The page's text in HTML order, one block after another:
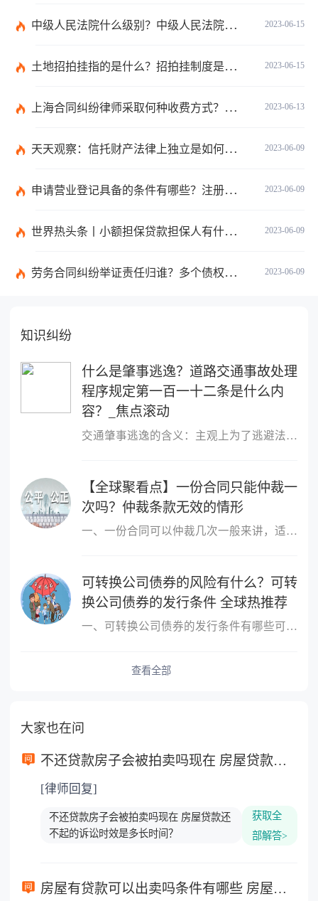
2023-06-15
中级人民法院什么级别？中级人民法院管辖范围_焦点速讯
2023-06-15
土地招拍挂指的是什么？招拍挂制度是什么？
2023-06-13
上海合同纠纷律师采取何种收费方式？经济纠纷律师采取何种收费方式？
2023-06-09
天天观察：信托财产法律上独立是如何理解的？财产权信托的优点有什么？
2023-06-09
申请营业登记具备的条件有哪些？注册公司需要准备哪些材料？
2023-06-09
世界热头条丨小额担保贷款担保人有什么责任？保证合同应当有哪些内容？
2023-06-09
劳务合同纠纷举证责任归谁？多个债权人的债权种类不同的如何清偿？ 全球热头条
知识纠纷
什么是肇事逃逸？道路交通事故处理
程序规定第一百一十二条是什么内
容？_焦点滚动
交通肇事逃逸的含义：主观上为了逃避法律责任或救助义务，驾驶肇事
【全球聚看点】一份合同只能仲裁一
次吗？仲裁条款无效的情形
一、一份合同可以仲裁几次一般来讲，适用仲裁协议的为一裁终局，即
可转换公司债券的风险有什么？可转
换公司债券的发行条件 全球热推荐
一、可转换公司债券的发行条件有哪些可转换公司债券的发行条件有：1
查看全部
大家也在问
不还贷款房子会被拍卖吗现在 房屋贷款还不起的诉讼时效是多长时间？
[律师回复]
不还贷款房子会被拍卖吗现在 房屋贷款还
不起的诉讼时效是多长时间？
获取全
部解答>
房屋有贷款可以出卖吗条件有哪些 房屋贷款还不起的诉讼时效是多久？